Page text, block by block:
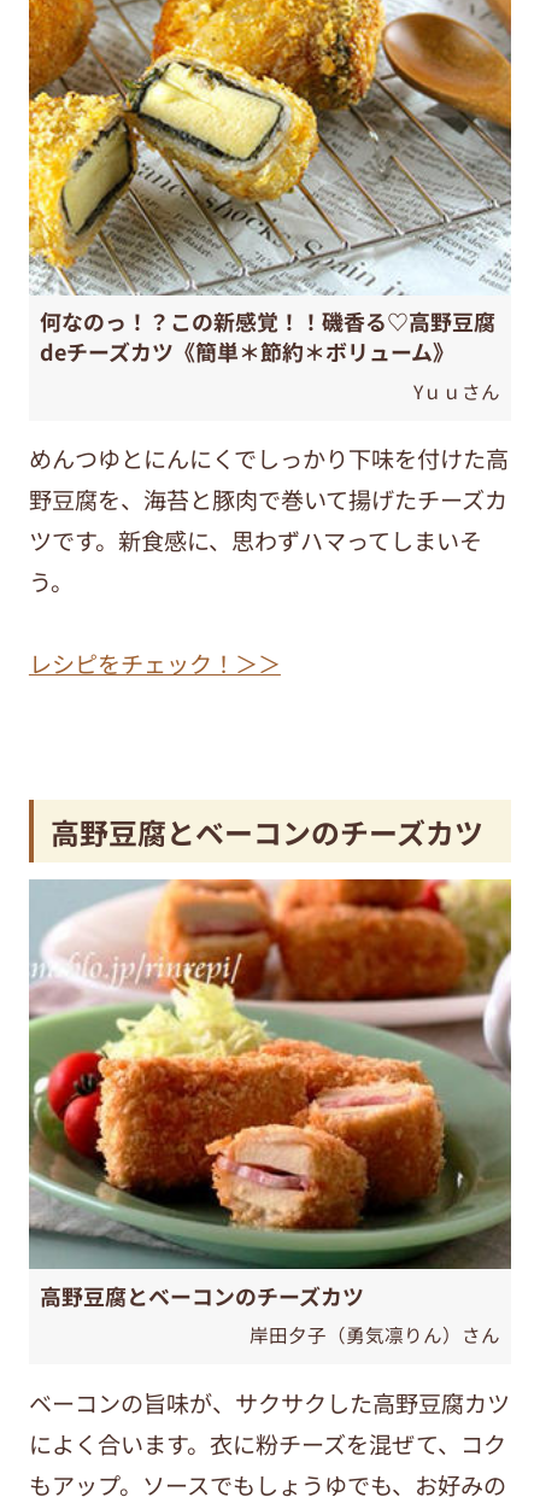
何なのっ！？この新感覚！！磯香る♡高野豆腐
deチーズカツ《簡単＊節約＊ボリューム》
Yｕｕさん
めんつゆとにんにくでしっかり下味を付けた高
野豆腐を、海苔と豚肉で巻いて揚げたチーズカ
ツです。新食感に、思わずハマってしまいそ
う。
レシピをチェック！＞＞
高野豆腐とベーコンのチーズカツ
高野豆腐とベーコンのチーズカツ
岸田夕子（勇気凛りん）さん
ベーコンの旨味が、サクサクした高野豆腐カツ
によく合います。衣に粉チーズを混ぜて、コク
もアップ。ソースでもしょうゆでも、お好みの